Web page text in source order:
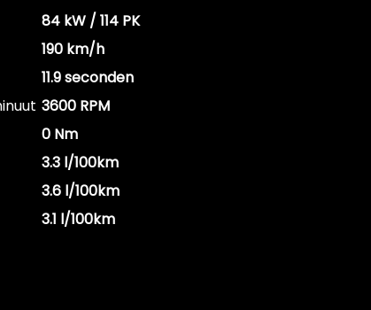
84 kW / 114 PK
190 km/h
11.9 seconden
3600 RPM
0 Nm
3.3 l/100km
3.6 l/100km
3.1 l/100km